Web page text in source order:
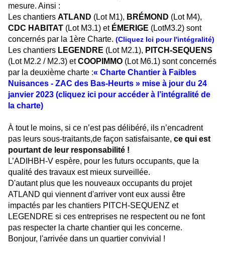
mesure. Ainsi :
Les chantiers ATLAND (Lot M1), BRÉMOND (Lot M4),
CDC HABITAT (Lot M3.1) et ÉMERIGE (LotM3.2) sont
concernés par la 1ère Charte. (Cliquez Ici pour l'intégralité)
Les chantiers LEGENDRE (Lot M2.1), PITCH-SEQUENS
(Lot M2.2 / M2.3) etCOOPIMMO (Lot M6.1) sont concernés
par la deuxième charte :« Charte Chantier à Faibles
Nuisances - ZAC des Bas-Heurts » mise à jour du 24
janvier 2023 (cliquez ici pour accéder à l’intégralité de
la charte)
À tout le moins, si ce n’est pas délibéré, ils n’encadrent
pas leurs sous-traitants,de façon satisfaisante, ce qui est
pourtant de leur responsabilité !
L’ADIHBH-V espère, pour les futurs occupants, que la
qualité des travaux est mieux surveillée.
D'autant plus que les nouveaux occupants du projet
ATLAND qui viennent d'arriver vont eux aussi être
impactés par les chantiers PITCH-SEQUENZ et
LEGENDRE si ces entreprises ne respectent ou ne font
pas respecter la charte chantier qui les concerne.
Bonjour, l'arrivée dans un quartier convivial !